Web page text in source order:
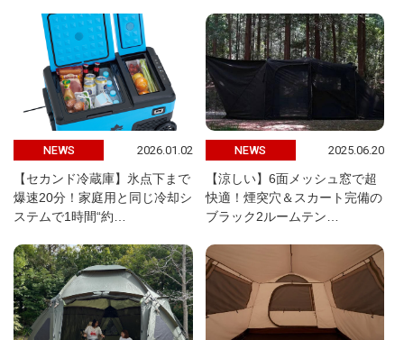
NEWS 2026.01.02
【セカンド冷蔵庫】氷点下まで
爆速20分！家庭用と同じ冷却シ
ステムで1時間“約…
NEWS 2025.06.20
【涼しい】6面メッシュ窓で超
快適！煙突穴＆スカート完備の
ブラック2ルームテン…